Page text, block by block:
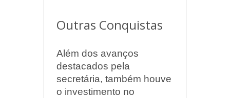
Outras Conquistas
Além dos avanços
destacados pela
secretária, também houve
o investimento no